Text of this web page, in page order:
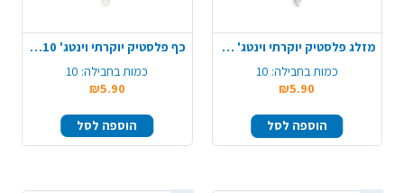
מזלג פלסטיק יוקרתי וינטג' 10 יח' - ניצוצות זהב
כמות בחבילה: 10
₪5.90
הוספה לסל
כף פלסטיק יוקרתי וינטג' 10 יח' - ניצוצות זהב
כמות בחבילה: 10
₪5.90
הוספה לסל